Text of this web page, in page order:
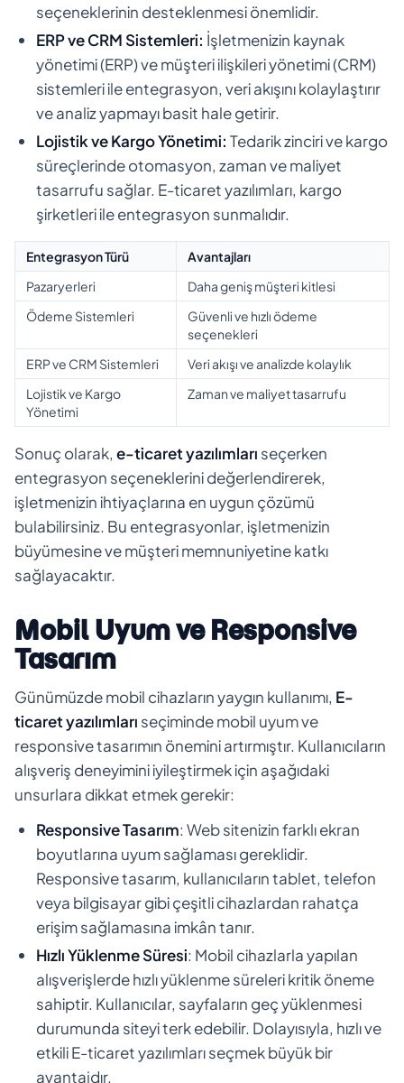
seçeneklerinin desteklenmesi önemlidir.
ERP ve CRM Sistemleri: İşletmenizin kaynak
yönetimi (ERP) ve müşteri ilişkileri yönetimi (CRM)
sistemleri ile entegrasyon, veri akışını kolaylaştırır
ve analiz yapmayı basit hale getirir.
Lojistik ve Kargo Yönetimi: Tedarik zinciri ve kargo
süreçlerinde otomasyon, zaman ve maliyet
tasarrufu sağlar. E-ticaret yazılımları, kargo
şirketleri ile entegrasyon sunmalıdır.
Entegrasyon Türü
Avantajları
Pazaryerleri
Daha geniş müşteri kitlesi
Ödeme Sistemleri
Güvenli ve hızlı ödeme
seçenekleri
ERP ve CRM Sistemleri
Veri akışı ve analizde kolaylık
Lojistik ve Kargo
Yönetimi
Zaman ve maliyet tasarrufu
Sonuç olarak, e-ticaret yazılımları seçerken
entegrasyon seçeneklerini değerlendirerek,
işletmenizin ihtiyaçlarına en uygun çözümü
bulabilirsiniz. Bu entegrasyonlar, işletmenizin
büyümesine ve müşteri memnuniyetine katkı
sağlayacaktır.
Mobil Uyum ve Responsive
Tasarım
Günümüzde mobil cihazların yaygın kullanımı, E-
ticaret yazılımları seçiminde mobil uyum ve
responsive tasarımın önemini artırmıştır. Kullanıcıların
alışveriş deneyimini iyileştirmek için aşağıdaki
unsurlara dikkat etmek gerekir:
Responsive Tasarım: Web sitenizin farklı ekran
boyutlarına uyum sağlaması gereklidir.
Responsive tasarım, kullanıcıların tablet, telefon
veya bilgisayar gibi çeşitli cihazlardan rahatça
erişim sağlamasına imkân tanır.
Hızlı Yüklenme Süresi: Mobil cihazlarla yapılan
alışverişlerde hızlı yüklenme süreleri kritik öneme
sahiptir. Kullanıcılar, sayfaların geç yüklenmesi
durumunda siteyi terk edebilir. Dolayısıyla, hızlı ve
etkili E-ticaret yazılımları seçmek büyük bir
avantajdır.